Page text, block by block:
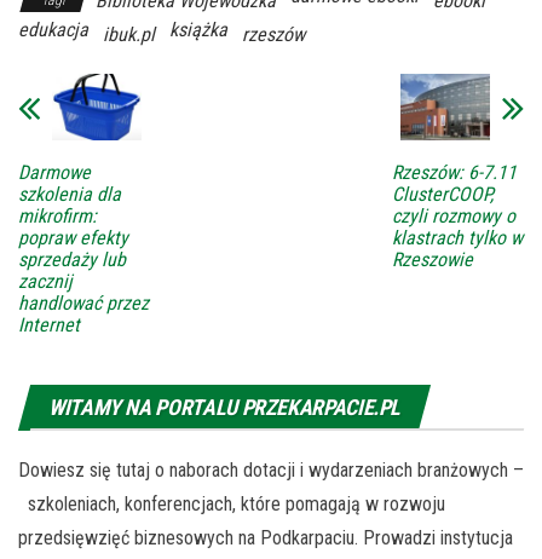
edukacja
ibuk.pl książka rzeszów
Darmowe
szkolenia dla
mikrofirm:
popraw efekty
sprzedaży lub
zacznij
handlować przez
Internet
Rzeszów: 6-7.11
ClusterCOOP,
czyli rozmowy o
klastrach tylko w
Rzeszowie
WITAMY NA PORTALU PRZEKARPACIE.PL
Dowiesz się tutaj o naborach dotacji i wydarzeniach branżowych –
szkoleniach, konferencjach, które pomagają w rozwoju
przedsięwzięć biznesowych na Podkarpaciu. Prowadzi instytucja